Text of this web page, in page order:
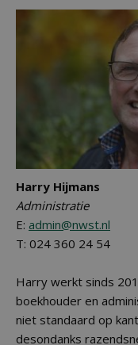
Harry Hijmans
Administratie
E: admin@nwst.nl
T: 024 360 24 54
Harry werkt sinds
boekhouder en
niet standaard op
desondanks